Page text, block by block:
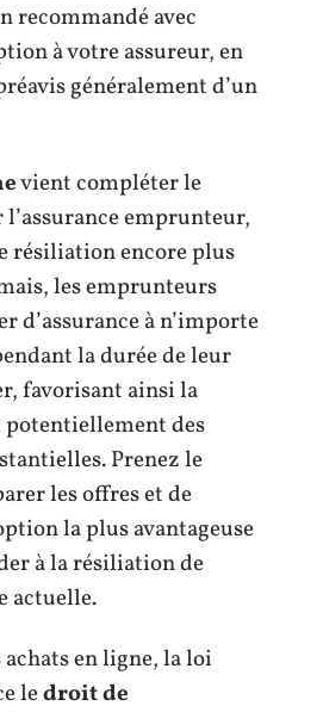
recommandé avec
à votre assureur, en
généralement d’un
vient compléter le
emprunteur,
résiliation encore plus
les emprunteurs
d’assurance à n’importe
la durée de leur
favorisant ainsi la
potentiellement des
Prenez le
les offres et de
la plus avantageuse
à la résiliation de
actuelle.
en ligne, la loi
ledroit de